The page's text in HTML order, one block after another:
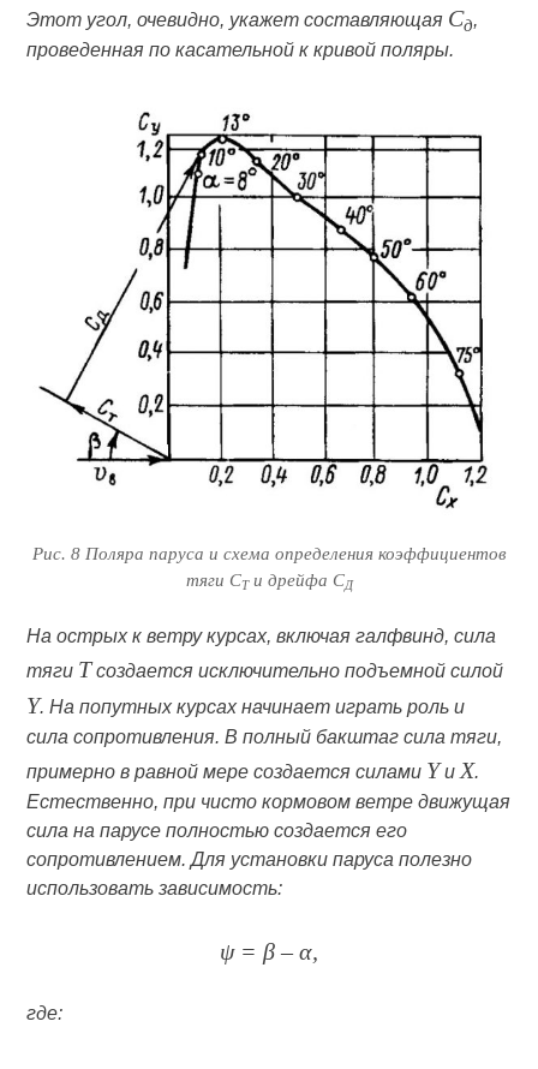
Этот угол, очевидно, укажет составляющая Cд,
проведенная по касательной к кривой поляры.
Рис. 8 Поляра паруса и схема определения коэффициентов
тяги СТи дрейфа СД
На острых к ветру курсах, включая галфвинд, сила
тяги Tсоздается исключительно подъемной силой
Y. На попутных курсах начинает играть роль и
сила сопротивления. В полный бакштаг сила тяги,
примерно в равной мере создается силами Y и X.
Естественно, при чисто кормовом ветре движущая
сила на парусе полностью создается его
сопротивлением. Для установки паруса полезно
использовать зависимость:
ψ = β – α,
где: